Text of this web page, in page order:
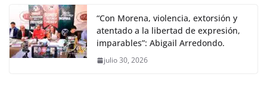
“Con Morena, violencia, extorsión y
atentado a la libertad de expresión,
imparables”: Abigail Arredondo.
julio 30, 2026